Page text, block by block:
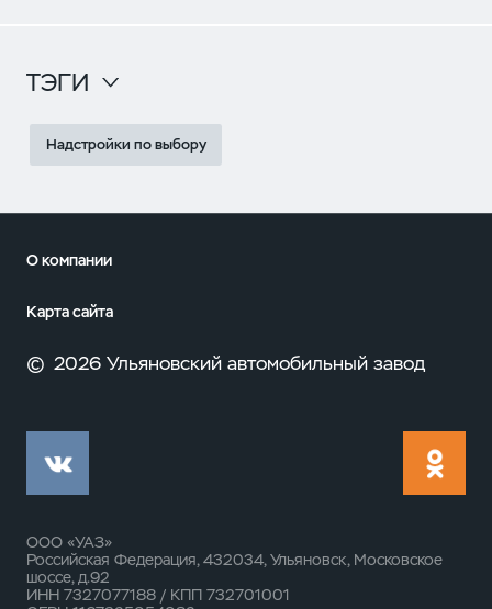
ТЭГИ
Надстройки по выбору
О компании
Карта сайта
© 2026 Ульяновский автомобильный завод
ООО «УАЗ»
Российская Федерация, 432034, Ульяновск, Московское
шоссе, д.92
ИНН 7327077188 / КПП 732701001